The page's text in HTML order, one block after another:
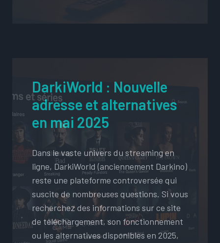
DarkiWorld : Nouvelle
adresse et alternatives
en mai 2025
Dans le vaste univers du streaming en
ligne, DarkiWorld (anciennement Darkino)
reste une plateforme controversée qui
suscite de nombreuses questions. Si vous
recherchez des informations sur ce site
de téléchargement, son fonctionnement
ou les alternatives disponibles en 2025,